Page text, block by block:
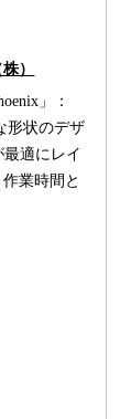
）
」：
形状のデザ
適にレイ
業時間と